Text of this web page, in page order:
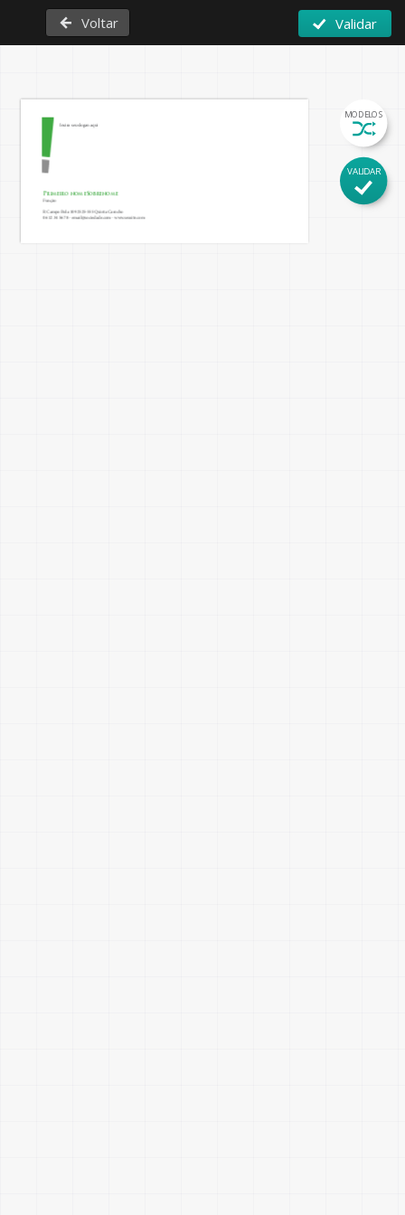
Voltar Validar
MODELOS
VALIDAR
06 12 34 56 78 - email@sociedade.com - www.seusite.com
R Campo Bola 109 2525-555 Quinta Carocho
Primeiro nomeSobrenome
Função
Insira seu slogan aqui